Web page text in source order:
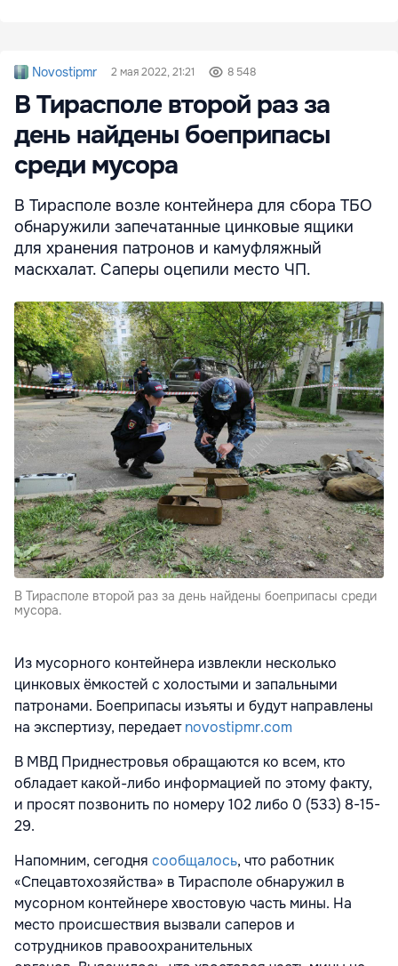
Novostipmr 2 мая 2022, 21:21 8 548
В Тирасполе второй раз за
день найдены боеприпасы
среди мусора
В Тирасполе возле контейнера для сбора ТБО
обнаружили запечатанные цинковые ящики
для хранения патронов и камуфляжный
маскхалат. Саперы оцепили место ЧП.
В Тирасполе второй раз за день найдены боеприпасы среди
мусора.
Из мусорного контейнера извлекли несколько
цинковых ёмкостей с холостыми и запальными
патронами. Боеприпасы изъяты и будут направлены
на экспертизу, передаетnovostipmr.com
В МВД Приднестровья обращаются ко всем, кто
обладает какой-либо информацией по этому факту,
и просят позвонить по номеру 102 либо 0 (533) 8-15-
29.
Напомним, сегодня сообщалось, что работник
«Спецавтохозяйства» в Тирасполе обнаружил в
мусорном контейнере хвостовую часть мины. На
место происшествия вызвали саперов и
сотрудников правоохранительных